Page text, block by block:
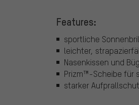
Features:
sportliche
leichter,
Nasenkissen und
Prizm™-Scheibe für
starker